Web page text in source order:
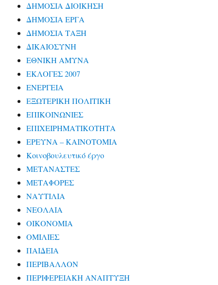
ΔΗΜΟΣΙΑ ΔΙΟΙΚΗΣΗ
ΔΗΜΟΣΙΑ ΕΡΓΑ
ΔΗΜΟΣΙΑ ΤΑΞΗ
ΔΙΚΑΙΟΣΥΝΗ
ΕΘΝΙΚΗ ΑΜΥΝΑ
ΕΚΛΟΓΕΣ 2007
ΕΝΕΡΓΕΙΑ
ΕΞΩΤΕΡΙΚΗ ΠΟΛΙΤΙΚΗ
ΕΠΙΚΟΙΝΩΝΙΕΣ
ΕΠΙΧΕΙΡΗΜΑΤΙΚΟΤΗΤΑ
ΕΡΕΥΝΑ – ΚΑΙΝΟΤΟΜΙΑ
Κοινοβουλευτικό έργο
ΜΕΤΑΝΑΣΤΕΣ
ΜΕΤΑΦΟΡΕΣ
ΝΑΥΤΙΛΙΑ
ΝΕΟΛΑΙΑ
ΟΙΚΟΝΟΜΙΑ
ΟΜΙΛΙΕΣ
ΠΑΙΔΕΙΑ
ΠΕΡΙΒΑΛΛΟΝ
ΠΕΡΙΦΕΡΕΙΑΚΗ ΑΝΑΠΤΥΞΗ